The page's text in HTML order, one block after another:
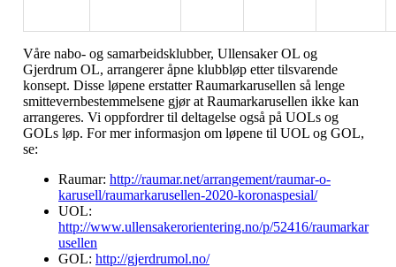
Våre nabo- og samarbeidsklubber, Ullensaker OL og
Gjerdrum OL, arrangerer åpne klubbløp etter tilsvarende
konsept. Disse løpene erstatter Raumarkarusellen så lenge
smittevernbestemmelsene gjør at Raumarkarusellen ikke kan
arrangeres. Vi oppfordrer til deltagelse også på UOLs og
GOLs løp. For mer informasjon om løpene til UOL og GOL,
se:
Raumar: http://raumar.net/arrangement/raumar-o-
karusell/raumarkarusellen-2020-koronaspesial/
UOL:
http://www.ullensakerorientering.no/p/52416/raumarkar
usellen
GOL: http://gjerdrumol.no/